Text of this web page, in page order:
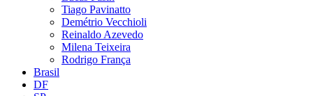
Tiago Pavinatto
Demétrio Vecchioli
Reinaldo Azevedo
Milena Teixeira
Rodrigo França
Brasil
DF